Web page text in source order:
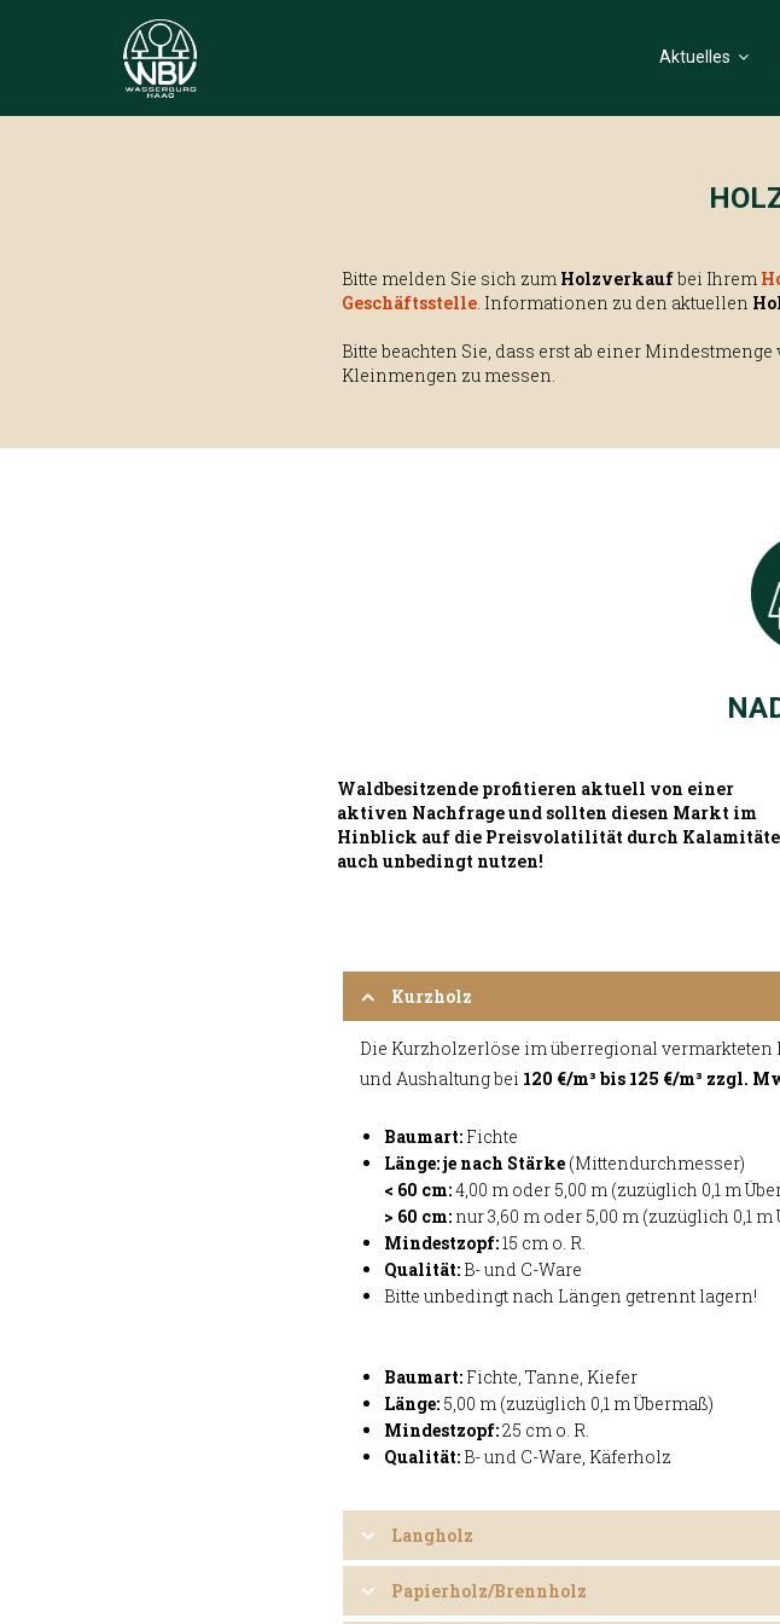
Aktuelles
Bitte melden Sie sich zum Holzverkaufbei Ihrem
Geschäftsstelle. Informationen zu den aktuellen
Bitte beachten Sie, dass erst ab einer
Kleinmengen zu messen.
Waldbesitzende profitieren aktuell von einer
aktiven Nachfrage und sollten diesen Markt im
Hinblick auf die Preisvolatilität durch
auch unbedingt nutzen!
Kurzholz
Die Kurzholzerlöse im überregional
und Aushaltung bei 120 €/m³ bis 125 €/m³ zzgl.
Baumart: Fichte
Länge: je nach Stärke (Mittendurchmesser)
< 60 cm:4,00 m oder 5,00 m (zuzüglich 0,1 m
> 60 cm: nur 3,60 m oder 5,00 m (zuzüglich 0,1 m
Mindestzopf:15 cm o. R.
Qualität: B- und C-Ware
Bitte unbedingt nach Längen getrennt lagern!
Baumart: Fichte, Tanne, Kiefer
Länge: 5,00 m (zuzüglich 0,1 m Übermaß)
Mindestzopf:25 cm o. R.
Qualität: B- und C-Ware, Käferholz
Langholz
Nur nach Rücksprache mit der Geschäftsstelle
134 €/m³ zzgl. MwSt. (B-Ware, Fi)vermarktet
Papierholz/Brennholz